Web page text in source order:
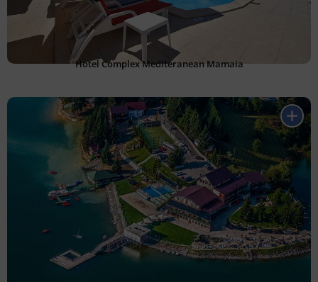
Hotel Complex Mediteranean Mamaia